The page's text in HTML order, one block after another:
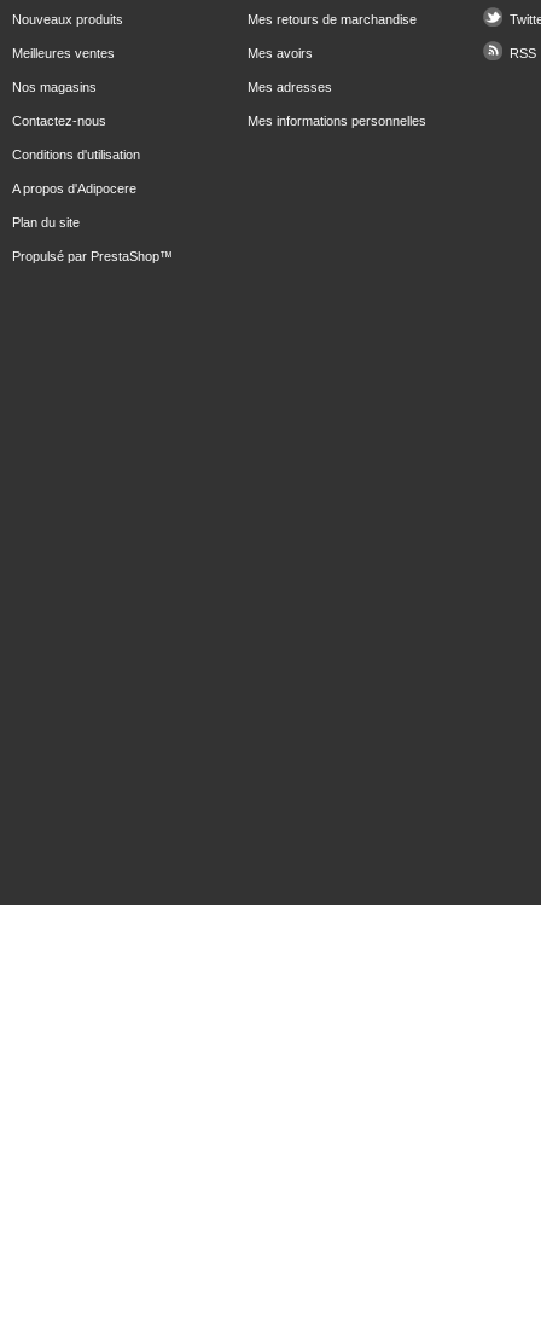
Nouveaux produits
Meilleures ventes
Nos magasins
Contactez-nous
Conditions d'utilisation
A propos d'Adipocere
Plan du site
Propulsé par PrestaShop™
Mes retours de marchandise
Mes avoirs
Mes adresses
Mes informations personnelles
RSS